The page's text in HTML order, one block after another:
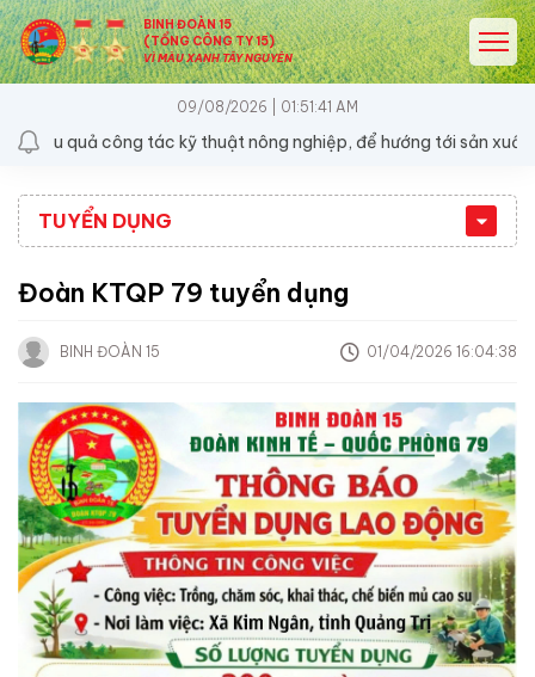
BINH ĐOÀN 15
(TỔNG CÔNG TY 15)
VÌ MÀU XANH TÂY NGUYÊN
09/08/2026 | 01:51:41 AM
quả công tác kỹ thuật nông nghiệp, để hướng tới sản xuất bền
TUYỂN DỤNG
Đoàn KTQP 79 tuyển dụng
BINH ĐOÀN 15 01/04/2026 16:04:38